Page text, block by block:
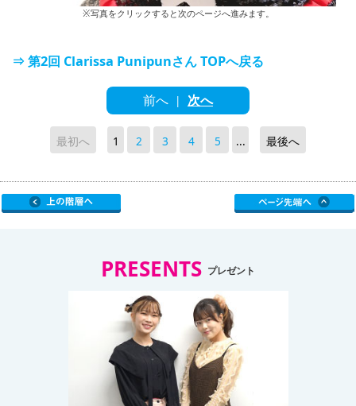
※写真をクリックすると次のページへ進みます。
⇒ 第2回 Clarissa Punipunさん TOPへ戻る
前へ | 次へ
最初へ 1 2 3 4 5 ... 最後へ
PRESENTS プレゼント